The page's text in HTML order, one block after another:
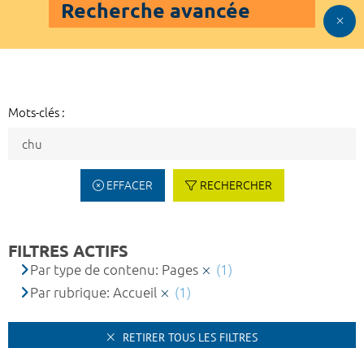
Recherche avancée
Mots-clés :
EFFACER RECHERCHER
FILTRES ACTIFS
Par type de contenu: Pages
(1)
Par rubrique: Accueil
(1)
RETIRER TOUS LES FILTRES